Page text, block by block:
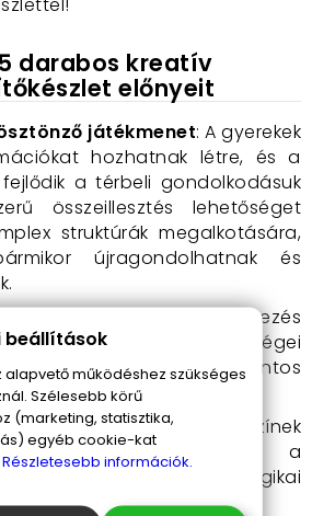
darabos kreatív
előnyeit
játékmenet: A gyerekek
hozhatnak létre, és a
a térbeli gondolkodásuk
összeillesztés lehetőséget
struktúrák megalkotására,
újragondolhatnak és
képességek
: Az építkezés
finom motorikus készségei
a mágneses elemek pontos
kíván.
: A különböző formák és színek
segít a gyerekeknek a
megértésében és a logikai
beállítások
alapvető működéshez szükséges
Szélesebb körű
(marketing, statisztika,
egyéb cookie-kat
Részletesebb információk.